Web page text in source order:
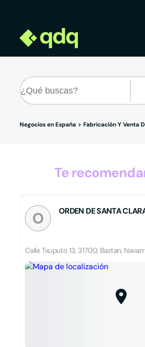
Negocios en España Fabricación Y Venta
Te
O ORDEN DE SANTA
Calle Txuputo 13, 31700, Baztan,